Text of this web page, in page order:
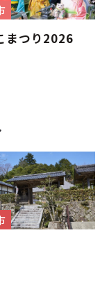
まつり2026